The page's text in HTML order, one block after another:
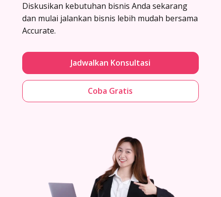
Diskusikan kebutuhan bisnis Anda sekarang
dan mulai jalankan bisnis lebih mudah bersama
Accurate.
Jadwalkan Konsultasi
Coba Gratis